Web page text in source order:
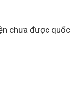
chưa được